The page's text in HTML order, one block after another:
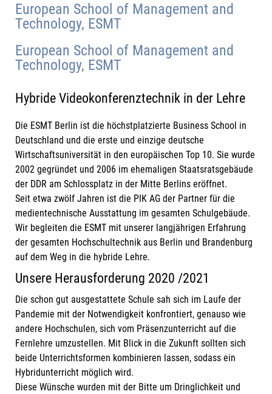
European School of Management and
Technology, ESMT
European School of Management and
Technology, ESMT
Hybride Videokonferenztechnik in der Lehre
Die ESMT Berlin ist die höchstplatzierte Business School in
Deutschland und die erste und einzige deutsche
Wirtschaftsuniversität in den europäischen Top 10. Sie wurde
2002 gegründet und 2006 im ehemaligen Staatsratsgebäude
der DDR am Schlossplatz in der Mitte Berlins eröffnet.
Seit etwa zwölf Jahren ist die PIK AG der Partner für die
medientechnische Ausstattung im gesamten Schulgebäude.
Wir begleiten die ESMT mit unserer langjährigen Erfahrung
der gesamten Hochschultechnik aus Berlin und Brandenburg
auf dem Weg in die hybride Lehre.
Unsere Herausforderung 2020 /2021
Die schon gut ausgestattete Schule sah sich im Laufe der
Pandemie mit der Notwendigkeit konfrontiert, genauso wie
andere Hochschulen, sich vom Präsenzunterricht auf die
Fernlehre umzustellen. Mit Blick in die Zukunft sollten sich
beide Unterrichtsformen kombinieren lassen, sodass ein
Hybridunterricht möglich wird.
Diese Wünsche wurden mit der Bitte um Dringlichkeit und